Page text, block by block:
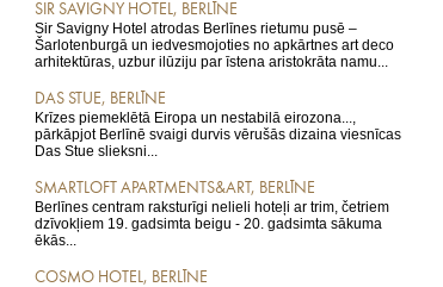
SIR SAVIGNY HOTEL, BERLĪNE
Sir Savigny Hotel atrodas Berlīnes rietumu pusē –
Šarlotenburgā un iedvesmojoties no apkārtnes art deco
arhitektūras, uzbur ilūziju par īstena aristokrāta namu...
DAS STUE, BERLĪNE
Krīzes piemeklētā Eiropa un nestabilā eirozona...,
pārkāpjot Berlīnē svaigi durvis vērušās dizaina viesnīcas
Das Stue slieksni...
SMARTLOFT APARTMENTS&ART, BERLĪNE
Berlīnes centram raksturīgi nelieli hoteļi ar trim, četriem
dzīvokļiem 19. gadsimta beigu - 20. gadsimta sākuma
ēkās...
COSMO HOTEL, BERLĪNE